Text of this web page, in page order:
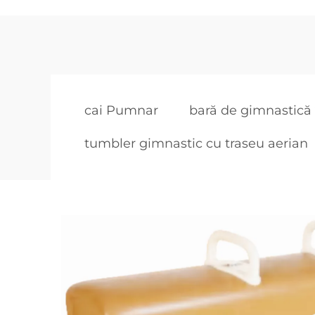
cai Pumnar bară de
tumbler gimnastic cu traseu aerian